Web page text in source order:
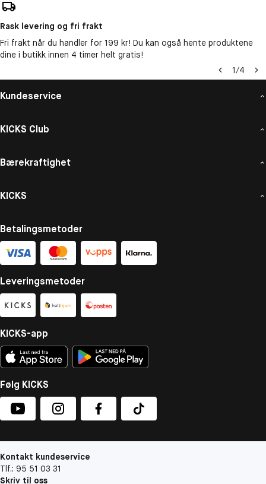
Rask levering og fri frakt
Fri frakt når du handler for 199 kr! Du kan også hente produktene
dine i butikk innen 4 timer helt gratis!
1/4
Kundeservice
KICKS Club
Bærekraftighet
KICKS
Betalingsmetoder
Leveringsmetoder
KICKS-app
Følg KICKS
Kontakt kundeservice
Tlf.: 95 51 03 31
Skriv til oss